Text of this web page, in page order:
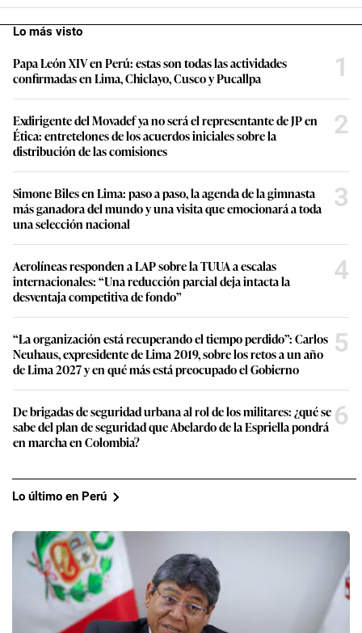
Lo más visto
Papa León XIV en Perú: estas son todas las actividades
confirmadas en Lima, Chiclayo, Cusco y Pucallpa
1
Exdirigente del Movadef ya no será el representante de JP en
Ética: entretelones de los acuerdos iniciales sobre la
distribución de las comisiones
2
Simone Biles en Lima: paso a paso, la agenda de la gimnasta
más ganadora del mundo y una visita que emocionará a toda
una selección nacional
3
Aerolíneas responden a LAP sobre la TUUA a escalas
internacionales: “Una reducción parcial deja intacta la
desventaja competitiva de fondo”
4
“La organización está recuperando el tiempo perdido”: Carlos
Neuhaus, expresidente de Lima 2019, sobre los retos a un año
de Lima 2027 y en qué más está preocupado el Gobierno
5
De brigadas de seguridad urbana al rol de los militares: ¿qué se
sabe del plan de seguridad que Abelardo de la Espriella pondrá
en marcha en Colombia?
6
Lo último en Perú